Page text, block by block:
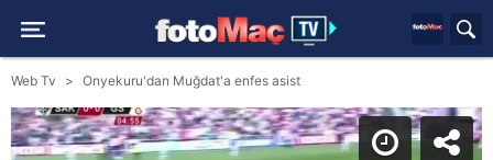
Web Tv Onyekuru'dan Muğdat'a enfes asist